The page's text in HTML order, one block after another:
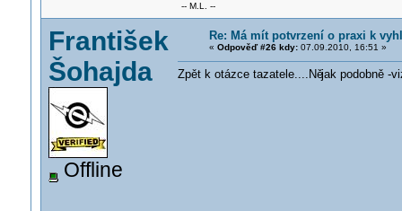
-- M.L. --
František
Šohajda
Offline
Re: Má mít potvrzení o praxi k
« Odpověď #26 kdy:07.09.2010, 16:51 »
Zpět k otázce tazatele....Nějak podobně -